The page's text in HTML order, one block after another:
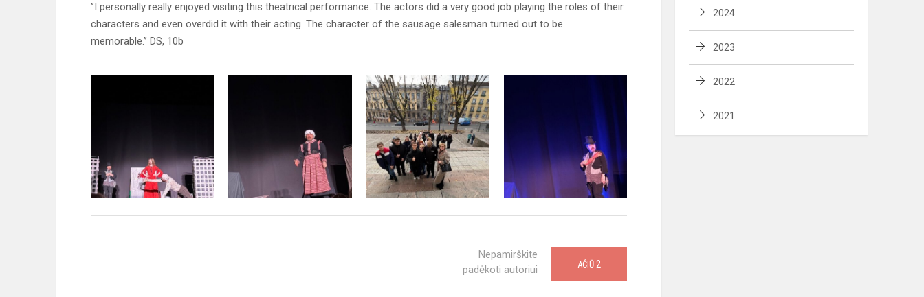
’’I personally really enjoyed visiting this theatrical performance. The actors did a very good job playing the roles of their
characters and even overdid it with their acting. The character of the sausage salesman turned out to be
memorable.’’ DS, 10b
Nepamirškite
padėkoti autoriui
AČIŪ 2
2024
2023
2022
2021